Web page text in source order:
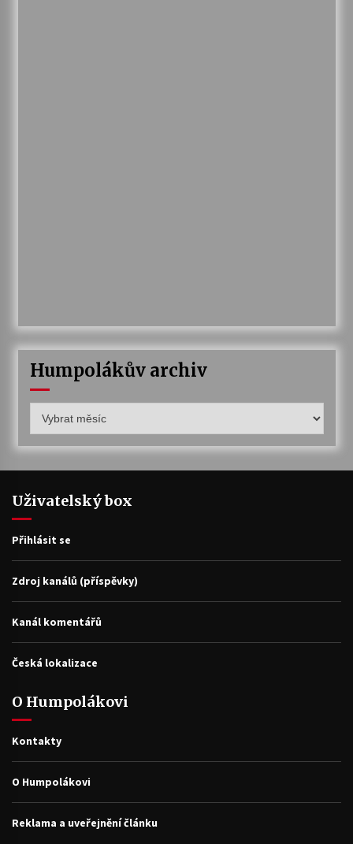
Humpolákův archiv
archiv
Uživatelský box
Přihlásit se
Zdroj kanálů (příspěvky)
Kanál komentářů
Česká lokalizace
O Humpolákovi
Kontakty
O Humpolákovi
Reklama a uveřejnění článku